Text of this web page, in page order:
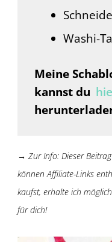
Washi-
Meine
kannst du
→ Zur Info: Dieser
können Affiliate-Links
kaufst, erhalte ich
für dich!